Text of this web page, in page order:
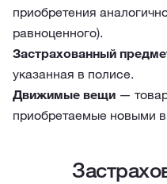
приобретения
равноценного).
Застрахованный
указанная в полисе.
Движимые вещи —
приобретаемые новыми